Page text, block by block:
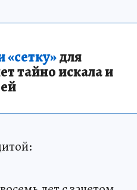
для
тайно искала и